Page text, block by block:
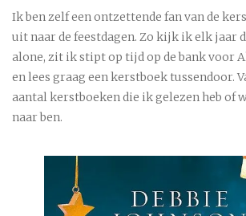
Ik ben zelf een ontzettende fan van de
uit naar de feestdagen. Zo kijk ik elk jaar
alone, zit ik stipt op tijd op de bank voor
en lees graag een kerstboek tussendoor.
aantal kerstboeken die ik gelezen heb of
naar ben.